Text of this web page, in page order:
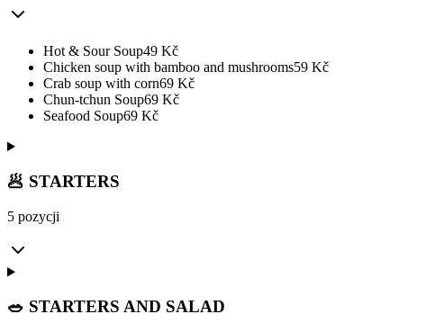
Hot & Sour Soup49 Kč
Chicken soup with bamboo and mushrooms59 Kč
Crab soup with corn69 Kč
Chun-tchun Soup69 Kč
Seafood Soup69 Kč
🥟 STARTERS
5 pozycji
🥗 STARTERS AND SALAD